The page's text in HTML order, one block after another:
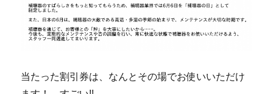
当たった割引券は、なんとその場でお使いいただけ